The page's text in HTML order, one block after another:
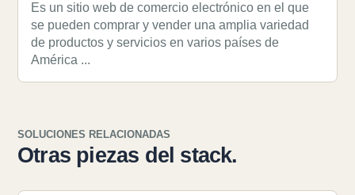
Es un sitio web de comercio electrónico en el que
se pueden comprar y vender una amplia variedad
de productos y servicios en varios países de
América ...
SOLUCIONES RELACIONADAS
Otras piezas del stack.